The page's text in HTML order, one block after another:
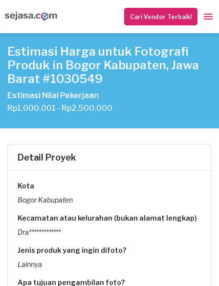
Cari Vendor Terbaik!
Estimasi Harga untuk Fotografi
Produk in Bogor Kabupaten, Jawa
Barat #1030549
Estimasi Nilai Pekerjaan
Rp1.000.001 - Rp2.500.000
Detail Proyek
Kota
Bogor Kabupaten
Kecamatan atau kelurahan (bukan alamat lengkap)
Dra*************
Jenis produk yang ingin difoto?
Lainnya
Apa tujuan pengambilan foto?